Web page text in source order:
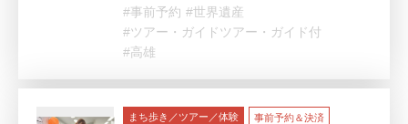
#事前予約 #世界遺産
#ツアー・ガイドツアー・ガイド付
#高雄
まち歩き／ツアー／体験 事前予約＆決済